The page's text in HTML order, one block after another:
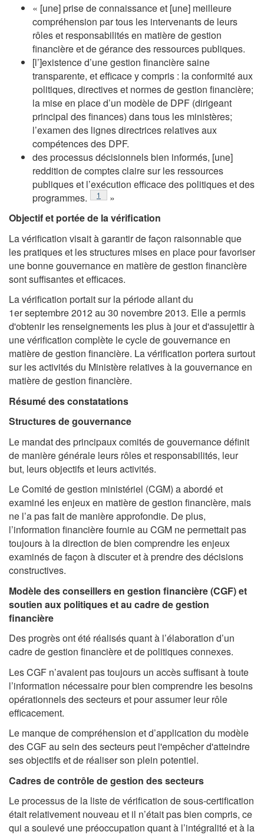
« [une] prise de connaissance et [une] meilleure
compréhension par tous les intervenants de leurs
rôles et responsabilités en matière de gestion
financière et de gérance des ressources publiques.
[l’]existence d’une gestion financière saine
transparente, et efficace y compris : la conformité aux
politiques, directives et normes de gestion financière;
la mise en place d’un modèle de DPF (dirigeant
principal des finances) dans tous les ministères;
l’examen des lignes directrices relatives aux
compétences des DPF.
des processus décisionnels bien informés, [une]
reddition de comptes claire sur les ressources
publiques et l’exécution efficace des politiques et des
programmes.
Footnote
1
»
Objectif et portée de la vérification
La vérification visait à garantir de façon raisonnable que
les pratiques et les structures mises en place pour favoriser
une bonne gouvernance en matière de gestion financière
sont suffisantes et efficaces.
La vérification portait sur la période allant du
1er septembre 2012 au 30 novembre 2013. Elle a permis
d'obtenir les renseignements les plus à jour et d'assujettir à
une vérification complète le cycle de gouvernance en
matière de gestion financière. La vérification portera surtout
sur les activités du Ministère relatives à la gouvernance en
matière de gestion financière.
Résumé des constatations
Structures de gouvernance
Le mandat des principaux comités de gouvernance définit
de manière générale leurs rôles et responsabilités, leur
but, leurs objectifs et leurs activités.
Le Comité de gestion ministériel (CGM) a abordé et
examiné les enjeux en matière de gestion financière, mais
ne l’a pas fait de manière approfondie. De plus,
l’information financière fournie au CGM ne permettait pas
toujours à la direction de bien comprendre les enjeux
examinés de façon à discuter et à prendre des décisions
constructives.
Modèle des conseillers en gestion financière (CGF) et
soutien aux politiques et au cadre de gestion
financière
Des progrès ont été réalisés quant à l’élaboration d’un
cadre de gestion financière et de politiques connexes.
Les CGF n’avaient pas toujours un accès suffisant à toute
l’information nécessaire pour bien comprendre les besoins
opérationnels des secteurs et pour assumer leur rôle
efficacement.
Le manque de compréhension et d’application du modèle
des CGF au sein des secteurs peut l'empêcher d'atteindre
ses objectifs et de réaliser son plein potentiel.
Cadres de contrôle de gestion des secteurs
Le processus de la liste de vérification de sous-certification
était relativement nouveau et il n’était pas bien compris, ce
qui a soulevé une préoccupation quant à l’intégralité et à la